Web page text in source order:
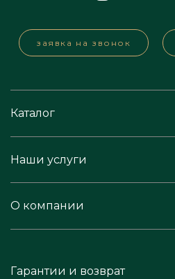
заявка на звонок
Каталог
Наши услуги
О компании
Гарантии и возврат